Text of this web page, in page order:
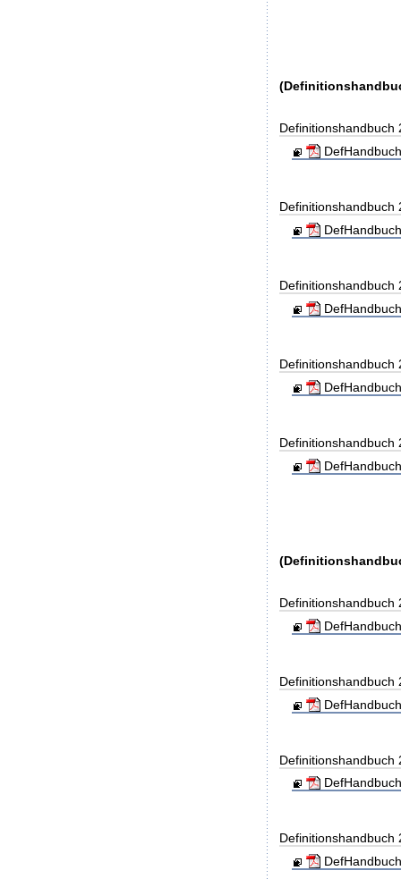
Definitionshandbuch
Definitionshandbuch
Definitionshandbuch
Definitionshandbuch
Definitionshandbuch
Definitionshandbuch
Definitionshandbuch
Definitionshandbuch
Definitionshandbuch